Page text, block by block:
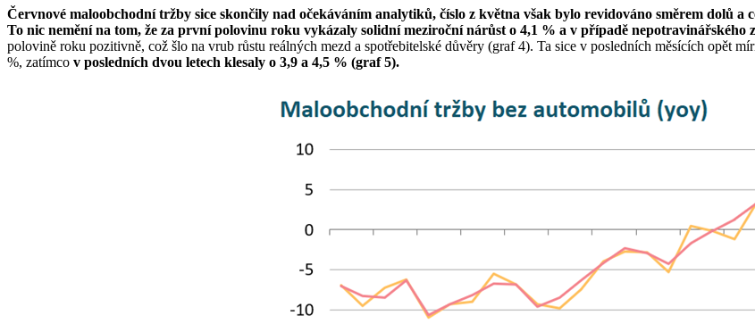
Červnové maloobchodní tržby sice skončily nad očekáváním analytiků, číslo z května však bylo revidováno směrem dolů a
To nic nemění na tom, že za první polovinu roku vykázaly solidní meziroční nárůst o 4,1 % a v případě nepotravinářského
polovině roku pozitivně, což šlo na vrub růstu reálných mezd a spotřebitelské důvěry (graf 4). Ta sice v posledních měsících opět
%, zatímco v posledních dvou letech klesaly o 3,9 a 4,5 % (graf 5).